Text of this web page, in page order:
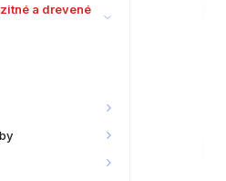
a drevené